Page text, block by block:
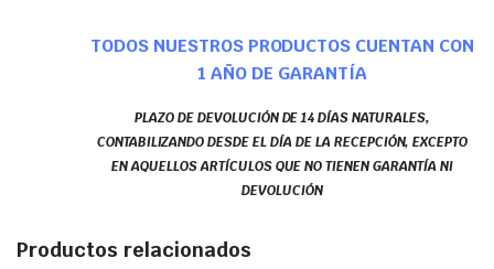
TODOS NUESTROS PRODUCTOS CUENTAN CON
1 AÑO DE GARANTÍA
PLAZO DE DEVOLUCIÓN DE 14 DÍAS NATURALES,
CONTABILIZANDO DESDE EL DÍA DE LA RECEPCIÓN, EXCEPTO
EN AQUELLOS ARTÍCULOS QUE NO TIENEN GARANTÍA NI
DEVOLUCIÓN
Productos relacionados